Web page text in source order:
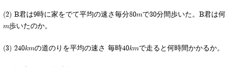
(2) B君は9時に家をでて平均の速さ毎分80mで30分間歩いた。B君は何
m歩いたのか。
(3) 240kmの道のりを平均の速さ 毎時40kmで走ると何時間かかるか。